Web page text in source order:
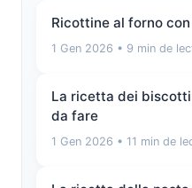
Ricottine al forno
1 Gen 2026 • 9 min de
La ricetta dei
da fare
1 Gen 2026 • 11 min de